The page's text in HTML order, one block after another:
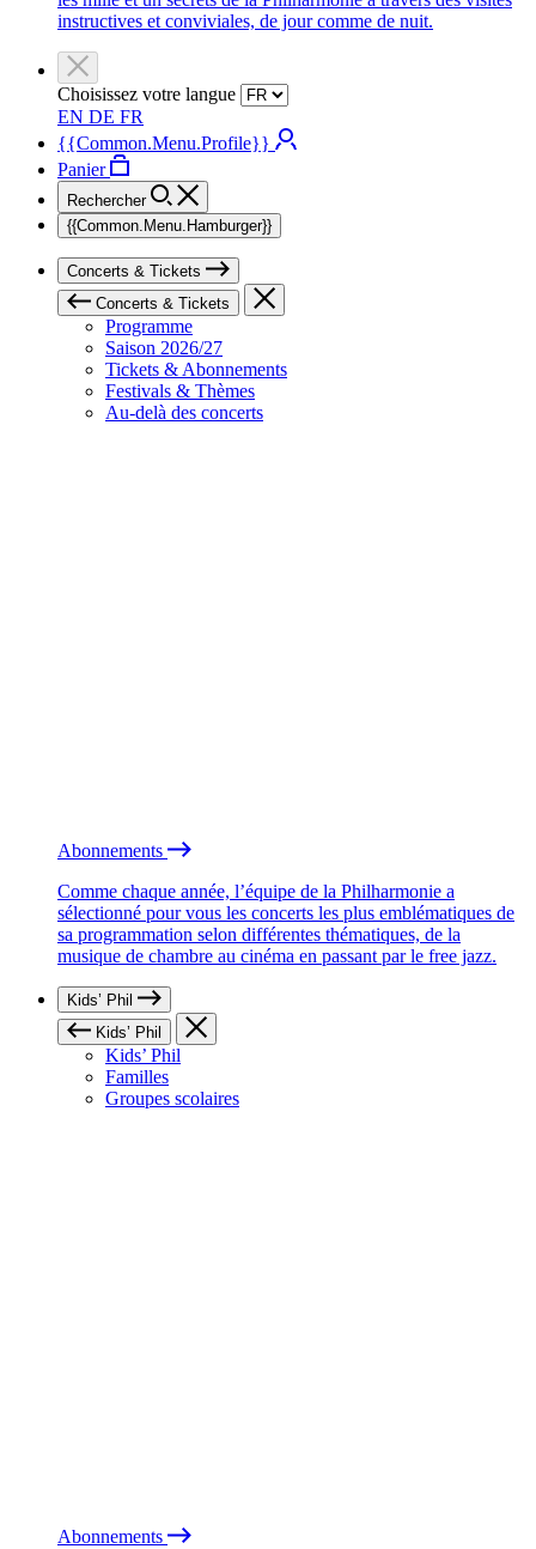
instructives et conviviales, de jour comme de nuit.
Choisissez votre langue
EN DE FR
{{Common.Menu.Profile}}
Panier
Rechercher
{{Common.Menu.Hamburger}}
Concerts & Tickets
Concerts & Tickets
Programme
Saison 2026/27
Tickets & Abonnements
Festivals & Thèmes
Au-delà des concerts
Abonnements
Comme chaque année, l’équipe de la Philharmonie a
sélectionné pour vous les concerts les plus emblématiques de
sa programmation selon différentes thématiques, de la
musique de chambre au cinéma en passant par le free jazz.
Kids’ Phil
Kids’ Phil
Kids’ Phil
Familles
Groupes scolaires
Abonnements